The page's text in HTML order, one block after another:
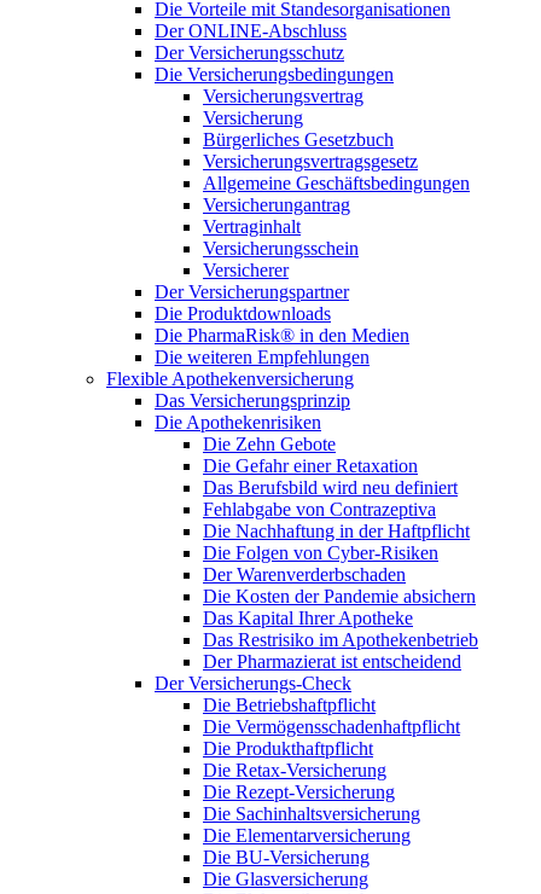
Die Vorteile mit Standesorganisationen
Der ONLINE-Abschluss
Der Versicherungsschutz
Die Versicherungsbedingungen
Versicherungsvertrag
Versicherung
Bürgerliches Gesetzbuch
Versicherungsvertragsgesetz
Allgemeine Geschäftsbedingungen
Versicherungantrag
Vertraginhalt
Versicherungsschein
Versicherer
Der Versicherungspartner
Die Produktdownloads
Die PharmaRisk® in den Medien
Die weiteren Empfehlungen
Flexible Apothekenversicherung
Das Versicherungsprinzip
Die Apothekenrisiken
Die Zehn Gebote
Die Gefahr einer Retaxation
Das Berufsbild wird neu definiert
Fehlabgabe von Contrazeptiva
Die Nachhaftung in der Haftpflicht
Die Folgen von Cyber-Risiken
Der Warenverderbschaden
Die Kosten der Pandemie absichern
Das Kapital Ihrer Apotheke
Das Restrisiko im Apothekenbetrieb
Der Pharmazierat ist entscheidend
Der Versicherungs-Check
Die Betriebshaftpflicht
Die Vermögensschadenhaftpflicht
Die Produkthaftpflicht
Die Retax-Versicherung
Die Rezept-Versicherung
Die Sachinhaltsversicherung
Die Elementarversicherung
Die BU-Versicherung
Die Glasversicherung